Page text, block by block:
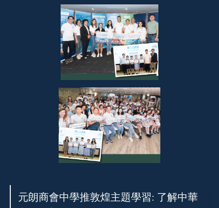
元朗商會中學推敦煌主題學習: 了解中華